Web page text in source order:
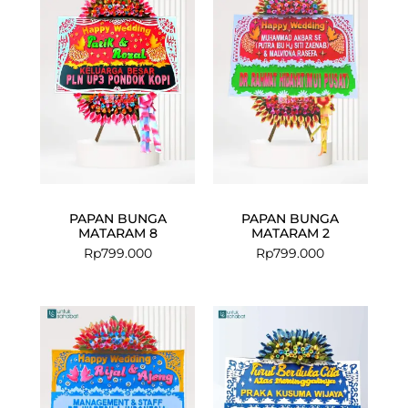
PAPAN BUNGA
MATARAM 8
Rp799.000
PAPAN BUNGA
MATARAM 2
Rp799.000